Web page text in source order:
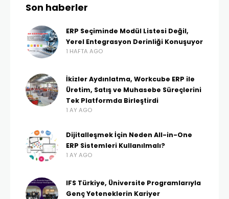
Son haberler
ERP Seçiminde Modül Listesi Değil,
Yerel Entegrasyon Derinliği Konuşuyor
1 HAFTA AGO
İkizler Aydınlatma, Workcube ERP ile
Üretim, Satış ve Muhasebe Süreçlerini
Tek Platformda Birleştirdi
1 AY AGO
Dijitalleşmek İçin Neden All-in-One
ERP Sistemleri Kullanılmalı?
1 AY AGO
IFS Türkiye, Üniversite Programlarıyla
Genç Yeteneklerin Kariyer